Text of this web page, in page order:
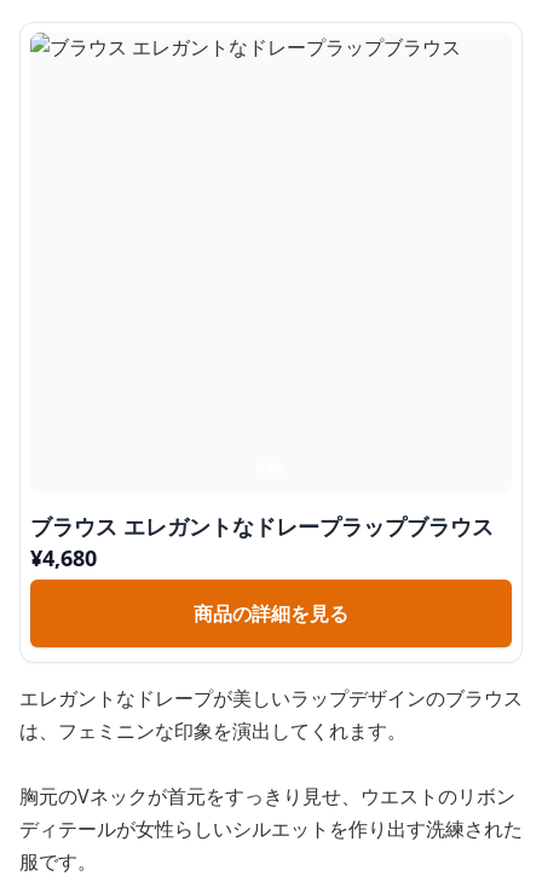
ブラウス エレガントなドレープラップブラウス
¥4,680
商品の詳細を見る
エレガントなドレープが美しいラップデザインのブラウス
は、フェミニンな印象を演出してくれます。
胸元のVネックが首元をすっきり見せ、ウエストのリボン
ディテールが女性らしいシルエットを作り出す洗練された
服です。